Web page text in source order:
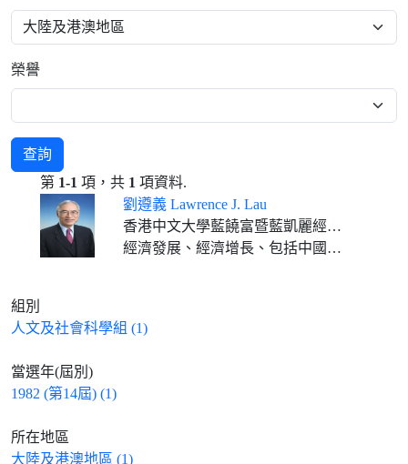
榮譽
查詢
第 1-1 項，共 1 項資料.
劉遵義 Lawrence J. Lau
香港中文大學藍饒富暨藍凱麗經濟學講座教授
經濟發展、經濟增長、包括中國在內的東亞經濟
組別
人文及社會科學組 (1)
當選年(屆別)
1982 (第14屆) (1)
所在地區
大陸及港澳地區 (1)